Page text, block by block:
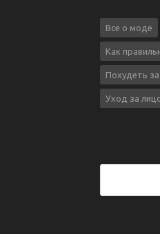
Все о моде
Как
Похудеть
Уход за